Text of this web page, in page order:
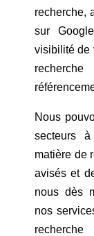
recherche,
sur
visibilité de
Nous
secteurs
matière de
avisés et
nous dès
nos